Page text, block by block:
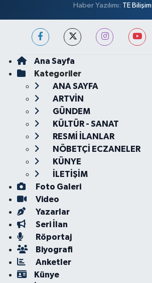
Haber Yazılımı: TE Bilişim
Ana Sayfa
Kategoriler
ANA SAYFA
ARTVİN
GÜNDEM
KÜLTÜR - SANAT
RESMİ İLANLAR
NÖBETÇİ ECZANELER
KÜNYE
İLETİŞİM
Foto Galeri
Video
Yazarlar
Seri İlan
Röportaj
Biyografi
Anketler
Künye